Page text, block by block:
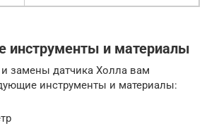
инструменты и материалы
замены датчика Холла вам
инструменты и материалы: